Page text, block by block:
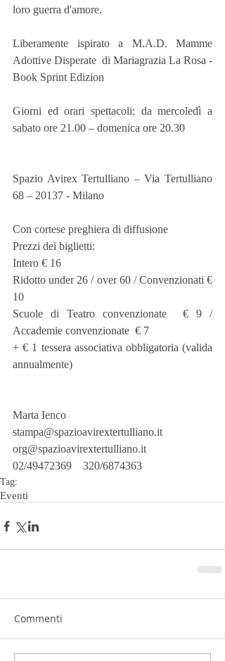
loro guerra d'amore.
Liberamente ispirato a M.A.D. Mamme
Adottive Disperate  di Mariagrazia La Rosa -
Book Sprint Edizion
Giorni ed orari spettacoli: da mercoledì a
sabato ore 21.00 – domenica ore 20.30
Spazio Avirex Tertulliano – Via Tertulliano
68 – 20137 - Milano
Con cortese preghiera di diffusione
Prezzi dei biglietti:
Intero € 16
Ridotto under 26 / over 60 / Convenzionati €
10
Scuole di Teatro convenzionate  € 9 /
Accademie convenzionate  € 7
+ € 1 tessera associativa obbligatoria (valida
annualmente)
Marta Ienco
stampa@spazioavirextertulliano.it
org@spazioavirextertulliano.it
02/49472369    320/6874363
Tag:
Eventi
Commenti